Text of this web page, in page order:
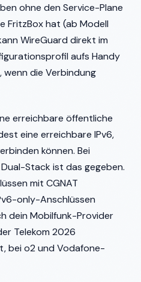
ohne den Service-Plane
FritzBox hat (ab Modell
WireGuard direkt im
aufs Handy
wenn die Verbindung
erreichbare öffentliche
eine erreichbare IPv6,
können. Bei
Stack ist das gegeben.
mit CGNAT
only-Anschlüssen
dein Mobilfunk-Provider
Telekom 2026
bei o2 und Vodafone-